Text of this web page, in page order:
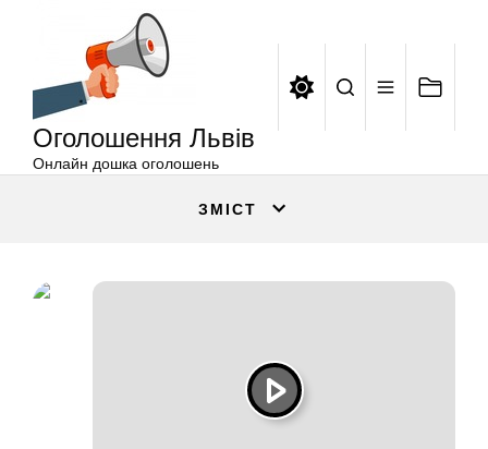
Оголошення Львів
Онлайн дошка оголошень
ЗМІСТ